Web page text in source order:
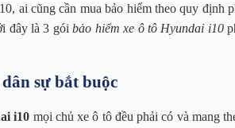
ai cũng cần mua bảo hiểm theo quy định
đây là 3 góibảo hiểm xe ô tô Hyundai i10
sự bắt buộc
i10 mọi chủ xe ô tô đều phải có và mang